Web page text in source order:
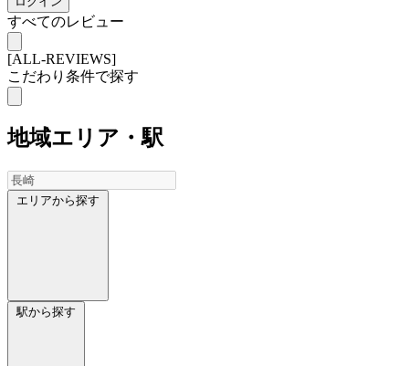
すべてのレビュー
[ALL-REVIEWS]
こだわり条件で探す
地域エリア・駅
エリアから探す
駅から探す